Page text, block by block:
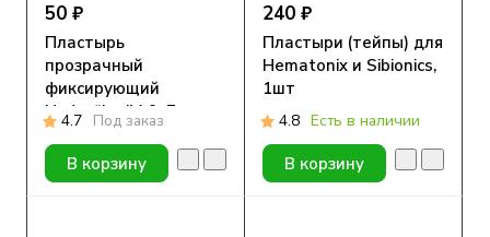
50 ₽
Пластырь
прозрачный
фиксирующий
Hydrofilm IV, 9x7 cм
4.7 Под заказ
В корзину
240 ₽
Пластыри (тейпы) для
Hematonix и Sibionics,
1шт
4.8 Есть в наличии
В корзину